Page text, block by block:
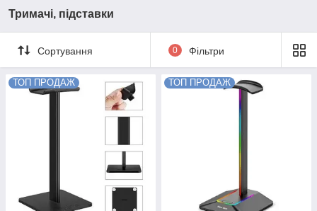
Тримачі, підставки
Сортування 0 Фільтри
ТОП ПРОДАЖ ТОП ПРОДАЖ